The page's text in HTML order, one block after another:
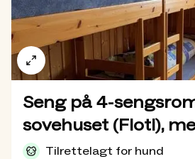
eller lakenpose, ev. lei dette
Seng på 4-
sovehuset (Floti),
Tilrettelagt for hund